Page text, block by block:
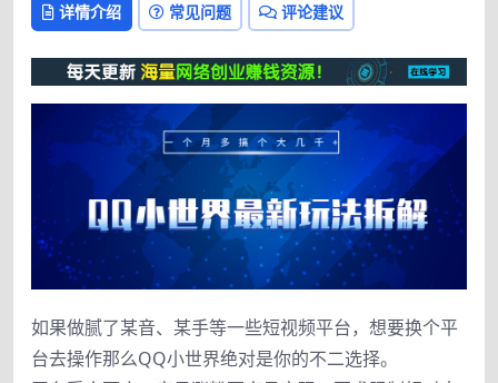
详情介绍 常见问题 评论建议
如果做腻了某音、某手等一些短视频平台，想要换个平
台去操作那么QQ小世界绝对是你的不二选择。